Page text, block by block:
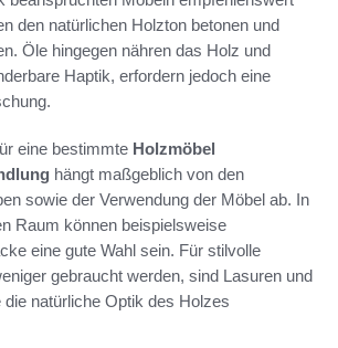
den natürlichen Holzton betonen und
Öle hingegen nähren das Holz und
Haptik, erfordern jedoch eine
eine bestimmte Holzmöbel
hängt maßgeblich von den
sowie der Verwendung der Möbel ab. In
Raum können beispielsweise
eine gute Wahl sein. Für stilvolle
gebraucht werden, sind Lasuren und
natürliche Optik des Holzes